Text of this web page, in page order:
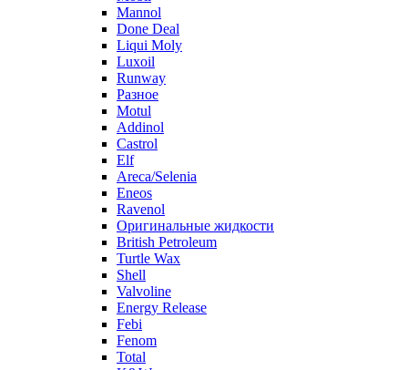
Mannol
Done Deal
Liqui Moly
Luxoil
Runway
Разное
Motul
Addinol
Castrol
Elf
Areca/Selenia
Eneos
Ravenol
Оригинальные жидкости
British Petroleum
Turtle Wax
Shell
Valvoline
Energy Release
Febi
Fenom
Total